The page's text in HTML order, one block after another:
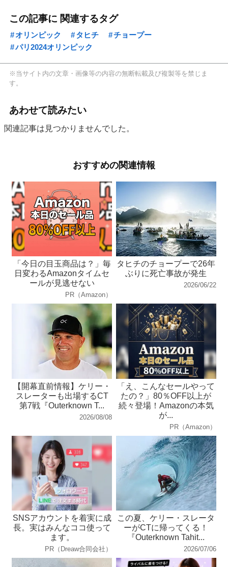
この記事に 関連するタグ
オリンピック タヒチ
チョープー
パリ2024オリンピック
※当サイト内の文章・画像等の内容の無断転載及び複製等を禁じま
す。
あわせて読みたい
関連記事は見つかりませんでした。
おすすめの関連情報
「今日の目玉商品は？」毎
日変わるAmazonタイムセ
ールが見逃せない
PR（Amazon）
タヒチのチョープーで26年
ぶりに死亡事故が発生
2026/06/22
【開幕直前情報】ケリー・
スレーターも出場するCT
第7戦『Outerknown T...
2026/08/08
「え、こんなセールやって
たの？」80％OFF以上が
続々登場！Amazonの本気
が...
PR（Amazon）
SNSアカウントを着実に成
長。実はみんなココ使って
ます。
PR（Dreaw合同会社）
この夏、ケリー・スレータ
ーがCTに帰ってくる！
『Outerknown Tahit...
2026/07/06